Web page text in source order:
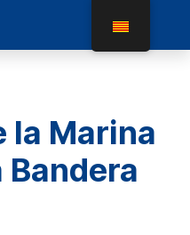
la Marina